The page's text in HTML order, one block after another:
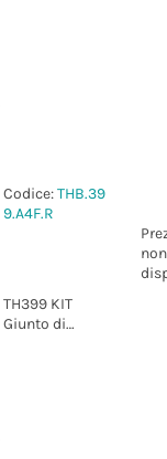
Codice:THB.39
9.A4F.R
non
TH399 KIT
Giunto di